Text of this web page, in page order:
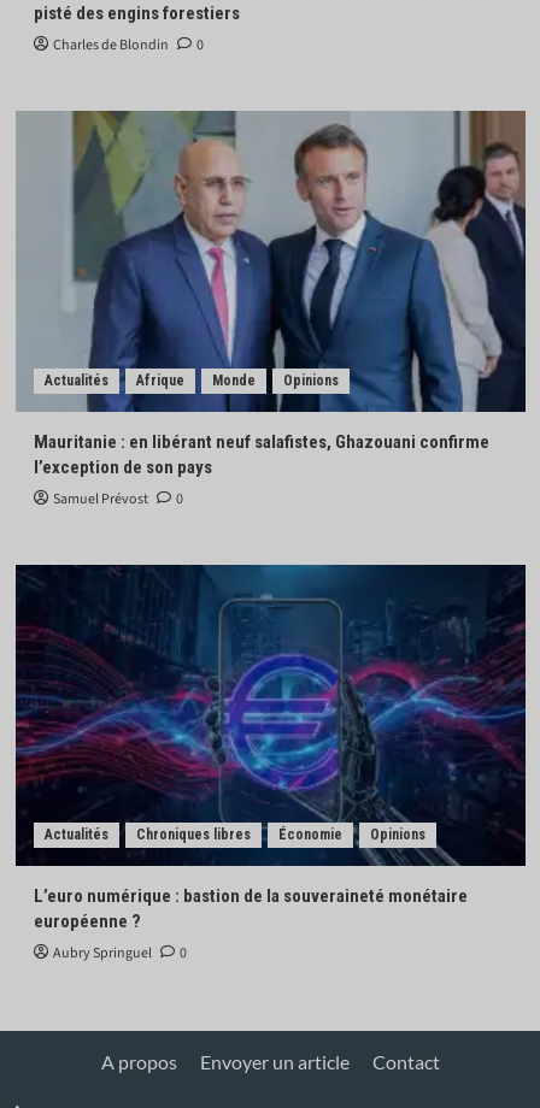
pisté des engins forestiers
Charles de Blondin 0
Actualités Afrique Monde Opinions
Mauritanie : en libérant neuf salafistes, Ghazouani confirme
l’exception de son pays
Samuel Prévost 0
Actualités Chroniques libres Économie Opinions
L’euro numérique : bastion de la souveraineté monétaire
européenne ?
Aubry Springuel 0
A propos Envoyer un article Contact